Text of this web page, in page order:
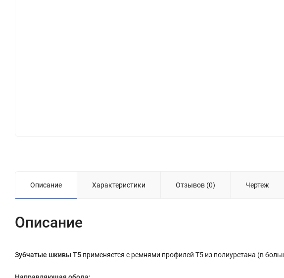
Описание Характеристики Отзывов (0) Чертеж
Описание
Зубчатые шкивы Т5 применяется с ремнями профилей Т5 из полиуретана (в